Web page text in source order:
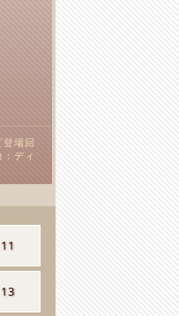
場回
ディ